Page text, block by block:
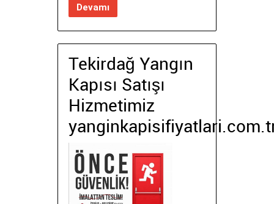
Devamı
Tekirdağ Yangın
Kapısı Satışı
Hizmetimiz